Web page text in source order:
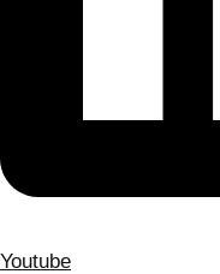
Youtube